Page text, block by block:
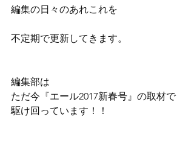
編集の日々のあれこれを
不定期で更新してきます。
編集部は
ただ今『エール2017新春号』の取材で
駆け回っています！！